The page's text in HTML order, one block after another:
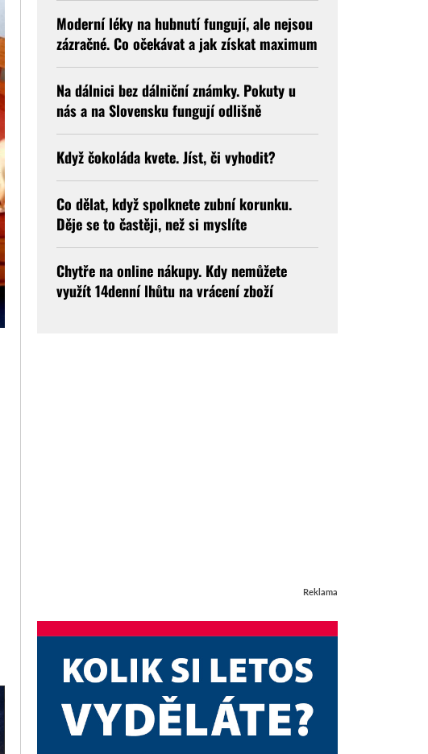
Moderní léky na hubnutí fungují, ale nejsou
zázračné. Co očekávat a jak získat maximum
Na dálnici bez dálniční známky. Pokuty u
nás a na Slovensku fungují odlišně
Když čokoláda kvete. Jíst, či vyhodit?
Co dělat, když spolknete zubní korunku.
Děje se to častěji, než si myslíte
Chytře na online nákupy. Kdy nemůžete
využít 14denní lhůtu na vrácení zboží
Reklama